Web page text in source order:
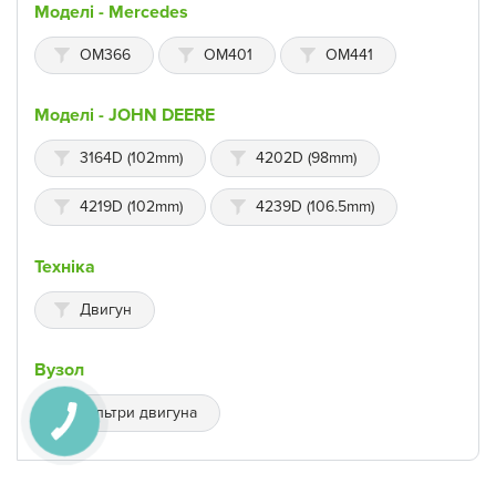
Моделі - Mercedes
OM366 OM401 OM441
Моделі - JOHN DEERE
3164D (102mm) 4202D (98mm)
4219D (102mm) 4239D (106.5mm)
Техніка
Двигун
Вузол
Фільтри двигуна